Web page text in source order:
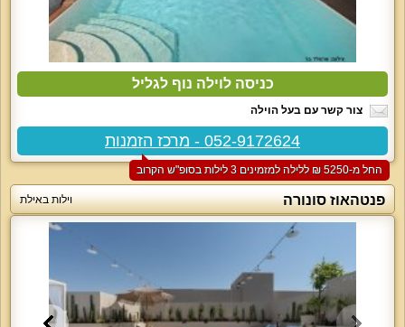
כניסה לוילה נוף לגליל
צור קשר עם בעל הוילה
052-9172624 - מרכז הזמנות
החל מ-‏5250 ₪ ללילה למזמינים 3 לילות בסופ"ש הקרוב
פנטהאוז סונורה וילות באילת